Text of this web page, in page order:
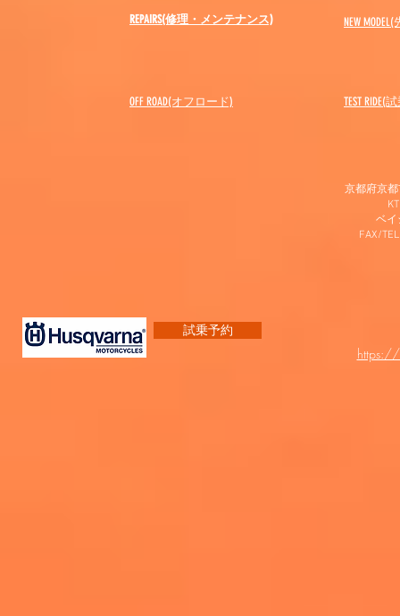
REPAIRS(修理・メンテナンス) NEW MODEL(
OFF ROAD(オフロード) ​TEST RIDE(
京都府京
ベイ
FAX/
試乗予約
https://